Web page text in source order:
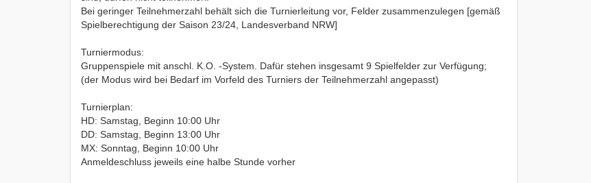
Bei geringer Teilnehmerzahl behält sich die Turnierleitung vor, Felder zusammenzulegen [gemäß
Spielberechtigung der Saison 23/24, Landesverband NRW]
Turniermodus:
Gruppenspiele mit anschl. K.O. -System. Dafür stehen insgesamt 9 Spielfelder zur Verfügung;
(der Modus wird bei Bedarf im Vorfeld des Turniers der Teilnehmerzahl angepasst)
Turnierplan:
HD: Samstag, Beginn 10:00 Uhr
DD: Samstag, Beginn 13:00 Uhr
MX: Sonntag, Beginn 10:00 Uhr
Anmeldeschluss jeweils eine halbe Stunde vorher